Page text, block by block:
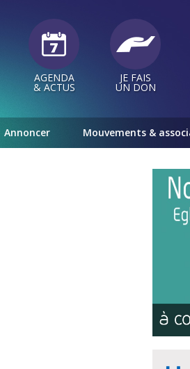
AGENDA
& ACTUS
JE FAIS
UN DON
Annoncer Mouvements &